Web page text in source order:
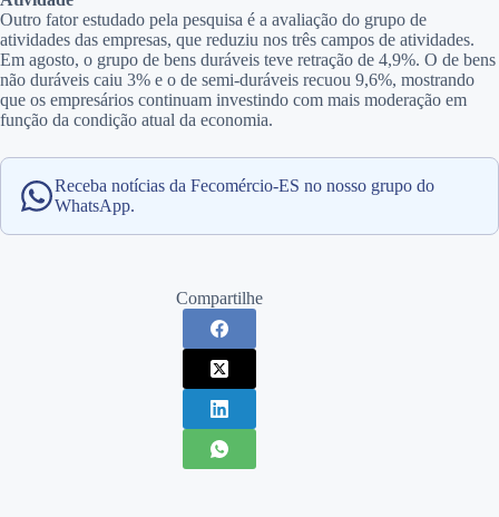
Outro fator estudado pela pesquisa é a avaliação do grupo de
atividades das empresas, que reduziu nos três campos de atividades.
Em agosto, o grupo de bens duráveis teve retração de 4,9%. O de bens
não duráveis caiu 3% e o de semi-duráveis recuou 9,6%, mostrando
que os empresários continuam investindo com mais moderação em
função da condição atual da economia.
Receba notícias da Fecomércio-ES no nosso grupo do
WhatsApp.
Compartilhe